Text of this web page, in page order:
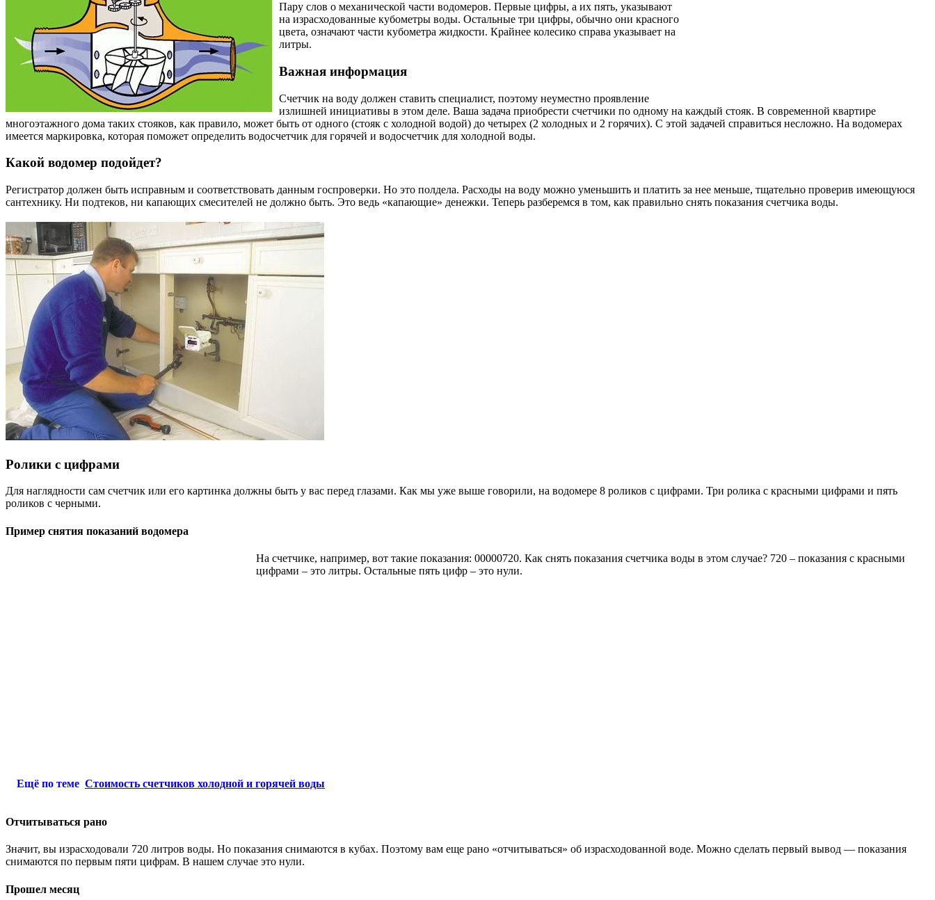
Пару слов о механической части водомеров. Первые цифры, а их пять, указывают
на израсходованные кубометры воды. Остальные три цифры, обычно они красного
цвета, означают части кубометра жидкости. Крайнее колесико справа указывает на
литры.
Важная информация
Счетчик на воду должен ставить специалист, поэтому неуместно проявление
излишней инициативы в этом деле. Ваша задача приобрести счетчики по одному на каждый стояк. В современной квартире
многоэтажного дома таких стояков, как правило, может быть от одного (стояк с холодной водой) до четырех (2 холодных и 2 горячих). С этой задачей справиться несложно. На водомерах
имеется маркировка, которая поможет определить водосчетчик для горячей и водосчетчик для холодной воды.
Какой водомер подойдет?
Регистратор должен быть исправным и соответствовать данным госпроверки. Но это полдела. Расходы на воду можно уменьшить и платить за нее меньше, тщательно проверив имеющуюся
сантехнику. Ни подтеков, ни капающих смесителей не должно быть. Это ведь «капающие» денежки. Теперь разберемся в том, как правильно снять показания счетчика воды.
Ролики с цифрами
Для наглядности сам счетчик или его картинка должны быть у вас перед глазами. Как мы уже выше говорили, на водомере 8 роликов с цифрами. Три ролика с красными цифрами и пять
роликов с черными.
Пример снятия показаний водомера
На счетчике, например, вот такие показания: 00000720. Как снять показания счетчика воды в этом случае? 720 – показания с красными
цифрами – это литры. Остальные пять цифр – это нули.
Ещё по теме Стоимость счетчиков холодной и горячей воды
Отчитываться рано
Значит, вы израсходовали 720 литров воды. Но показания снимаются в кубах. Поэтому вам еще рано «отчитываться» об израсходованной воде. Можно сделать первый вывод — показания
снимаются по первым пяти цифрам. В нашем случае это нули.
Прошел месяц